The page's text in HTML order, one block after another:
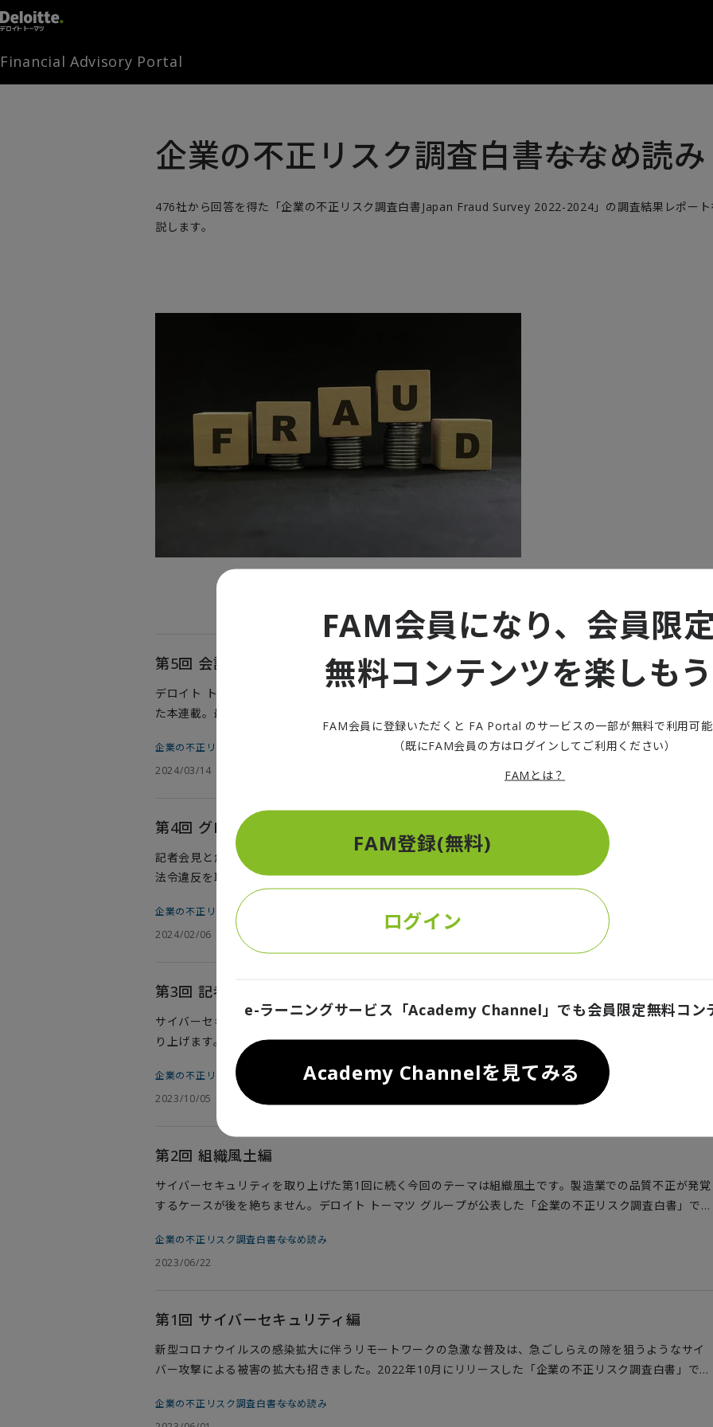
Financial Advisory Portal
企業の不正リスク調査白書――ななめ読み
476社から回答を得た「企業の不正リスク調査白書Japan Fraud Survey 2022-2024」の調査結果レポー
説します。
第5回 会計不正とAI・アナリティクスツール編
企業の不正リスク調査白書――ななめ読み
2024/03/14
デロイト トーマツ グループが公表した「企業の不正リスク調査白書」の内容をテーマごとに解説してき
た本連載。最終回となる今回は、不正会計とAI・アナリティクスツールに焦点を当てます。白書の分析を
踏まえながら、約15年ぶりに改訂された内部統制報告制度（以下、J-SOX）についても論を進めます。デ
ロイト トーマツ ファイナンシャルアドバイザリー合同会社のフォレンジック＆クライシスマネジメント
サービス統括パートナーである中島祐輔が解説します。
第4回 グローバルサプライチェーンにおける法令違反編
企業の不正リスク調査白書――ななめ読み
2024/02/06
記者会見と危機管理を取り上げた第3回に続く第4回のテーマには、グローバルサプライチェーンにおける
法令違反を取り上げます。広大なサプライチェーンには多様なリスクが存在しますが、デロイト トーマツ
グループが公表した「企業の不正リスク調査白書」からは、個人情報保護・贈収賄・虚偽表示・人権保護
についてのリスクが認識されている一方で、リソース投入が間に合っていないことが見えてきました。企
業としてどのような在り方が求められているのか、デロイト トーマツ ファイナンシャルアドバイザリー
合同会社のフォレンジック＆クライシスマネジメントサービス統括パートナーである中島祐輔が解説しま
第3回 記者会見と危機管理編
企業の不正リスク調査白書――ななめ読み
2023/10/05
サイバーセキュリティ編、組織風土編と続けてきた本連載、3回目のテーマには、記者会見と危機管理を取
り上げます。昨今、重大インシデントの発生時に記者会見を求める世間的な風潮が増しています。デロイ
ト トーマツ グループが公表した「企業の不正リスク調査白書」では、記者会見の開催時期について、8割
超の企業が早期の開催が必要であると認識していることがわかりました。日本企業の記者会見をめぐる現
状の認識を踏まえ、平時における危機管理の考え方について、解説するのはデロイト トーマツ ファイナン
シャルアドバイザリー合同会社のフォレンジック ＆ クライシスマネジメントサービス統括パートナーで
ある中島祐輔です。
第2回 組織風土編
企業の不正リスク調査白書――ななめ読み
2023/06/22
サイバーセキュリティを取り上げた第1回に続く今回のテーマは組織風土です。製造業での品質不正が発覚
するケースが後を絶ちません。デロイト トーマツ グループが公表した「企業の不正リスク調査白書」で
のような品質不正に限らず、多くの不正・不祥事の真因として指摘される組織風土に焦点を当てます。解
説するのはデロイト トーマツ ファイナンシャルアドバイザリー合同会社のフォレンジック ＆ クライシス
第1回 サイバーセキュリティ編
企業の不正リスク調査白書――ななめ読み
新型コロナウイルスの感染拡大に伴うリモートワークの急激な普及は、急ごしらえの隙を狙うようなサイ
バー攻撃による被害の拡大も招きました。2022年10月にリリースした「企業の不正リスク調査白書」で
ており、対策に遅れがある現状が浮かび上がります。この連載では、日本企業の不正・不祥事対応の最新
FAM会員になり、会員限
無料コンテンツを楽しも
FAM会員に登録いただくと FA Portal のサービスの一部が無料で利用可
（既にFAM会員の方はログインしてご利用ください）
FAMとは？
FAM登録(無料)
ログイン
e-ラーニングサービス「Academy Channel」でも会員限定無料コン
Academy Channelを見てみる